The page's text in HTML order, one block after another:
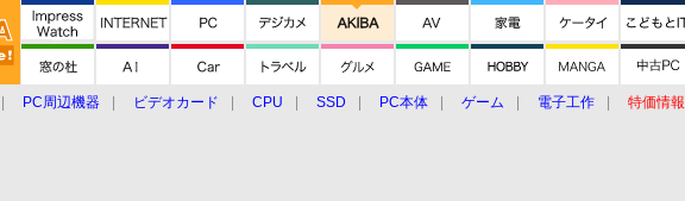
PC周辺機器 ビデオカード CPU SSD PC本体 ゲーム 電子工作 特価情報